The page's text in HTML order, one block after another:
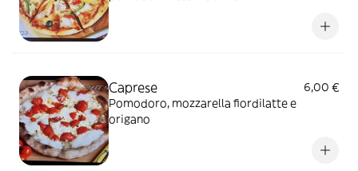
Caprese
6,00 €
Pomodoro, mozzarella fiordilatte e
origano